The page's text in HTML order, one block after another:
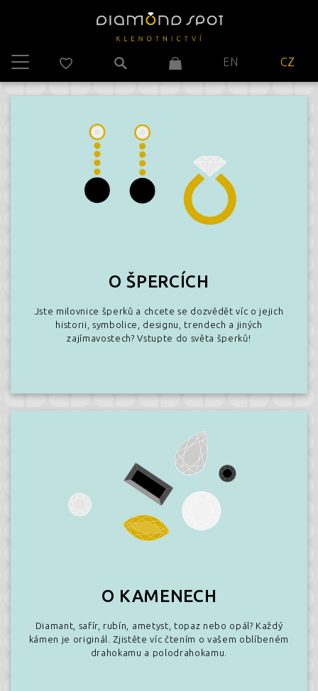
EN CZ
O ŠPERCÍCH
Jste milovnice šperků a chcete se dozvědět víc o jejich
historii, symbolice, designu, trendech a jiných
zajímavostech? Vstupte do světa šperků!
O KAMENECH
Diamant, safír, rubín, ametyst, topaz nebo opál? Každý
kámen je originál. Zjistěte víc čtením o vašem oblíbeném
drahokamu a polodrahokamu.